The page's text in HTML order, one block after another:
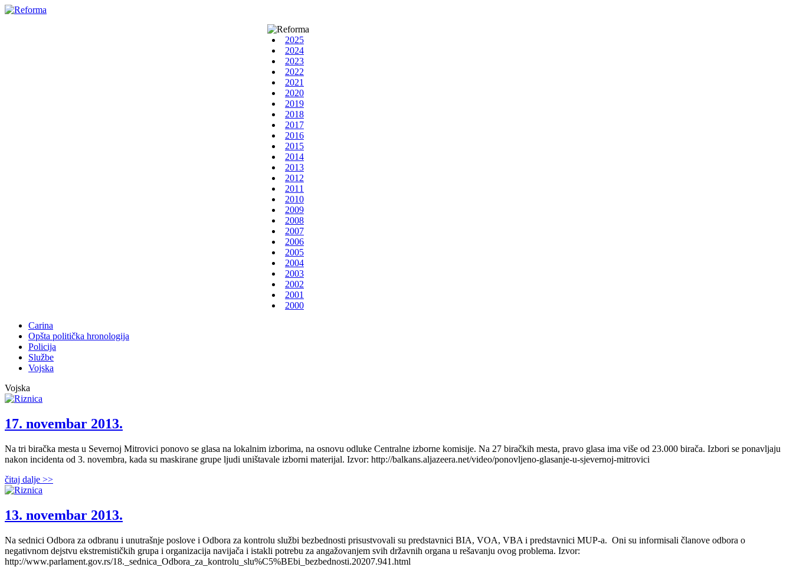
2025
2024
2023
2022
2021
2020
2019
2018
2017
2016
2015
2014
2013
2012
2011
2010
2009
2008
2007
2006
2005
2004
2003
2002
2001
2000
Carina
Opšta politička hronologija
Policija
Službe
Vojska
Vojska
17. novembar 2013.
Na tri biračka mesta u Severnoj Mitrovici ponovo se glasa na lokalnim izborima, na osnovu odluke Centralne izborne komisije. Na 27 biračkih mesta, pravo glasa ima više od 23.000 birača. Izbori se ponavljaju
nakon incidenta od 3. novembra, kada su maskirane grupe ljudi uništavale izborni materijal. Izvor: http://balkans.aljazeera.net/video/ponovljeno-glasanje-u-sjevernoj-mitrovici
čitaj dalje >>
13. novembar 2013.
Na sednici Odbora za odbranu i unutrašnje poslove i Odbora za kontrolu službi bezbednosti prisustvovali su predstavnici BIA, VOA, VBA i predstavnici MUP-a. Oni su informisali članove odbora o
negativnom dejstvu ekstremističkih grupa i organizacija navijača i istakli potrebu za angažovanjem svih državnih organa u rešavanju ovog problema. Izvor:
http://www.parlament.gov.rs/18._sednica_Odbora_za_kontrolu_slu%C5%BEbi_bezbednosti.20207.941.html